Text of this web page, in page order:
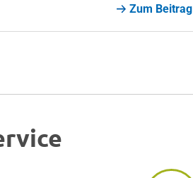
Zum Beitrag